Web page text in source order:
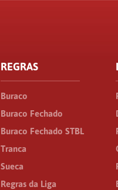
REGRAS
Buraco
Buraco Fechado
Buraco Fechado STBL
Tranca
Sueca
Regras da Liga